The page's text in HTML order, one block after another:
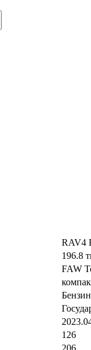
RAV4
196.8
FAW
Бензин
126
206